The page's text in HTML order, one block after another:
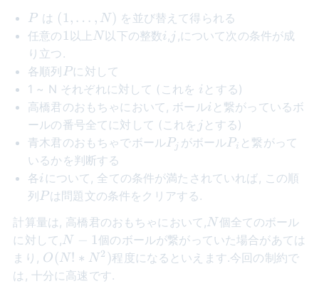
P
P は (1 ,
\dots
, N)
(1, … , N ) を並び替えて得られる
任意の 1
1 以上 N
N 以下の整数ii ,j
j ,について次の条件が成
り立つ.
各順列 P
P に対して
1 ~ N それぞれに対して (これを ii とする)
高橋君のおもちゃにおいて, ボールii と繋がっているボ
ールの番号全てに対して (これを jj とする)
青木君のおもちゃでボール P_j
P j がボール P_i
Pi と繋がって
いるかを判断する
各ii について, 全ての条件が満たされていれば, この順
列 P
Pは問題文の条件をクリアする.
計算量は, 高橋君のおもちゃにおいて, N
N 個全てのボール
に対して, N-
1
N − 1個のボールが繋がっていた場合があては
まり, O({N!}
*
O (N ! ∗ N 2 )程度になるといえます.今回の制約で
は, 十分に高速です.